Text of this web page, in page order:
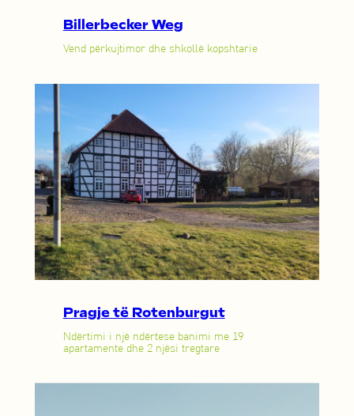
Billerbecker Weg
Vend përkujtimor dhe shkollë kopshtarie
Pragje të Rotenburgut
Ndërtimi i një ndërtese banimi me 19
apartamente dhe 2 njësi tregtare